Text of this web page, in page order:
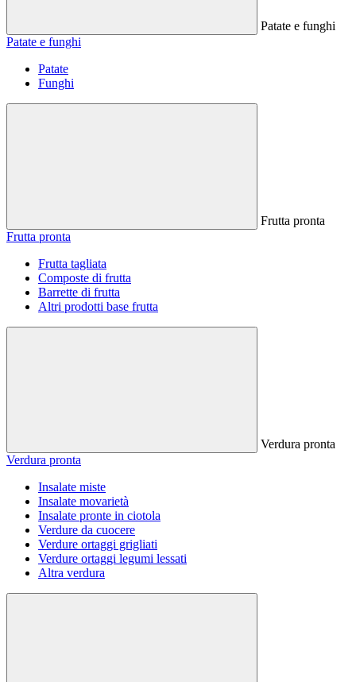
Patate e funghi
Patate e funghi
Patate
Funghi
Frutta pronta
Frutta pronta
Frutta tagliata
Composte di frutta
Barrette di frutta
Altri prodotti base frutta
Verdura pronta
Verdura pronta
Insalate miste
Insalate movarietà
Insalate pronte in ciotola
Verdure da cuocere
Verdure ortaggi grigliati
Verdure ortaggi legumi lessati
Altra verdura